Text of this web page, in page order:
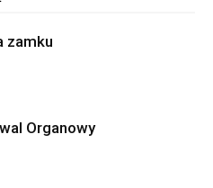
zamku
Organowy